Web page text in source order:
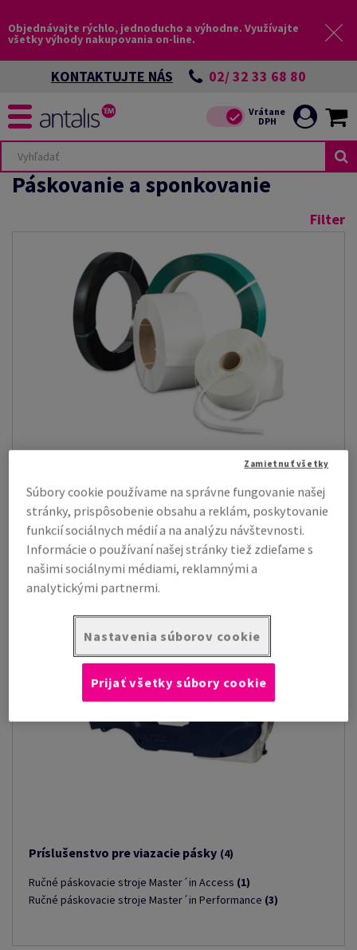
Objednávajte rýchlo, jednoducho a výhodne. Využívajte
všetky výhody nakupovania on-line.
KONTAKTUJTE NÁS 02/ 32 33 68 80
Páskovanie a sponkovanie
Filter
PP Viazacie pásky Master´in Performance(2)
PET viazacie pásky Master´in Expert(1)
PET viazacie pásky(1)
Príslušenstvo pre viazacie pásky (4)
Ručné páskovacie stroje Master´in Access (1)
Ručné páskovacie stroje Master´in Performance (3)
Súbory cookie používame na správne fungovanie našej
stránky, prispôsobenie obsahu a reklám, poskytovanie
funkcií sociálnych médií a na analýzu návštevnosti.
Informácie o používaní našej stránky tiež zdieľame s
našimi sociálnymi médiami, reklamnými a
analytickými partnermi.
Nastavenia súborov cookie
Zamietnuť všetky
Prijať všetky súbory cookie